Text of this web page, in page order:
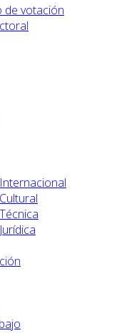
de votación